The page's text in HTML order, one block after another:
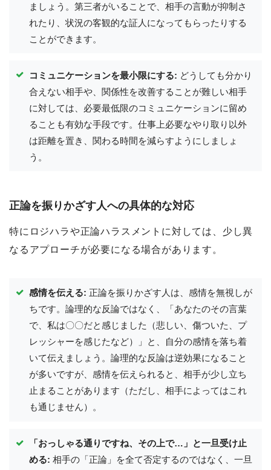
ましょう。第三者がいることで、相手の言動が抑制さ
れたり、状況の客観的な証人になってもらったりする
ことができます。
コミュニケーションを最小限にする: どうしても分かり
合えない相手や、関係性を改善することが難しい相手
に対しては、必要最低限のコミュニケーションに留め
ることも有効な手段です。仕事上必要なやり取り以外
は距離を置き、関わる時間を減らすようにしましょ
う。
正論を振りかざす人への具体的な対応
特にロジハラや正論ハラスメントに対しては、少し異
なるアプローチが必要になる場合があります。
感情を伝える: 正論を振りかざす人は、感情を無視しが
ちです。論理的な反論ではなく、「あなたのその言葉
で、私は〇〇だと感じました（悲しい、傷ついた、プ
レッシャーを感じたなど）」と、自分の感情を落ち着
いて伝えましょう。論理的な反論は逆効果になること
が多いですが、感情を伝えられると、相手が少し立ち
止まることがあります（ただし、相手によってはこれ
も通じません）。
「おっしゃる通りですね、その上で…」と一旦受け止
める: 相手の「正論」を全て否定するのではなく、一旦